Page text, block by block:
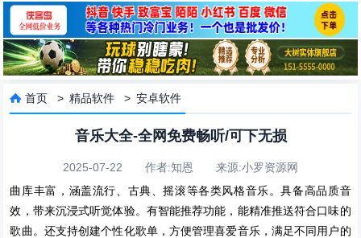
 首页 >精品软件 >安卓软件
音乐大全-全网免费畅听/可下无损
2025-07-22 作者:知恩 来源:小罗资源网
曲库丰富，涵盖流行、古典、摇滚等各类风格音乐。具备高品质音
效，带来沉浸式听觉体验。有智能推荐功能，能精准推送符合口味的
歌曲。还支持创建个性化歌单，方便管理喜爱音乐，满足不同用户的